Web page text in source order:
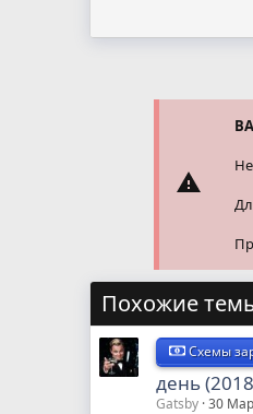
Похожие
Схемы
день
Gatsby 30